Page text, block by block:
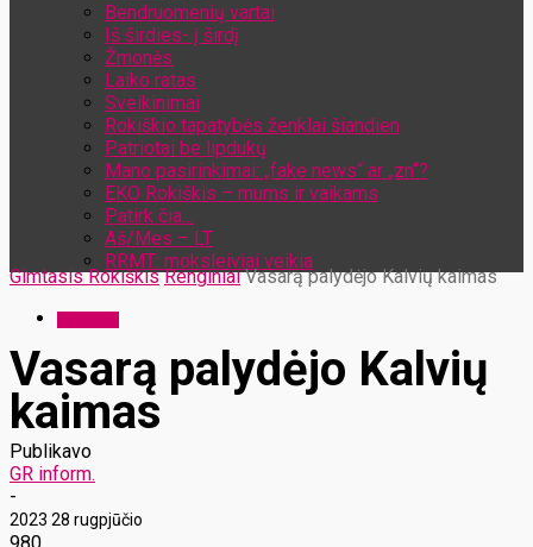
Bendruomenių vartai
Iš širdies- į širdį
Žmonės
Laiko ratas
Sveikinimai
Rokiškio tapatybės ženklai šiandien
Patriotai be lipdukų
Mano pasirinkimai: „fake news“ ar „zn“?
EKO Rokiškis – mums ir vaikams
Patirk čia…
Aš/Mes – LT
RRMT: moksleiviai veikia
Gimtasis Rokiškis Renginiai Vasarą palydėjo Kalvių kaimas
Vasarą palydėjo Kalvių
kaimas
Publikavo
GR inform.
-
2023 28 rugpjūčio